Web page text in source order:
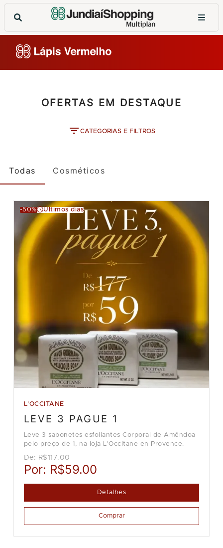
OFERTAS EM DESTAQUE
CATEGORIAS E FILTROS
Todas Cosméticos
-50% Últimos dias
L'OCCITANE
LEVE 3 PAGUE 1
Leve 3 sabonetes esfoliantes Corporal de Amêndoa
pelo preço de 1, na loja L'Occitane en Provence.
De: R$117.00
Por: R$59.00
Detalhes
Comprar